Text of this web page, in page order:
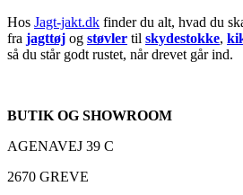
Hos Jagt-jakt.dk finder du alt, hvad du
fra jagttøj og støvler til skydestokke,
så du står godt rustet, når drevet går ind.
BUTIK OG SHOWROOM
AGENAVEJ 39 C
2670 GREVE